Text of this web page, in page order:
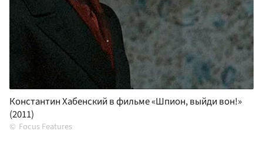
Константин Хабенский в фильме «Шпион, выйди вон!»
(2011)
Focus Features